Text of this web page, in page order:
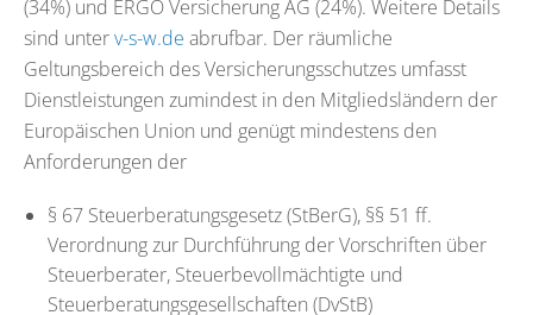
(34%) und ERGO Versicherung AG (24%). Weitere Details
sind unterv-s-w.de abrufbar. Der räumliche
Geltungsbereich des Versicherungsschutzes umfasst
Dienstleistungen zumindest in den Mitgliedsländern der
Europäischen Union und genügt mindestens den
Anforderungen der
§ 67 Steuerberatungsgesetz (StBerG), §§ 51 ff.
Verordnung zur Durchführung der Vorschriften über
Steuerberater, Steuerbevollmächtigte und
Steuerberatungsgesellschaften (DvStB)